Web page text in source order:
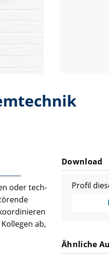
oder tech­
ab,
Download
Profil
Ähnliche